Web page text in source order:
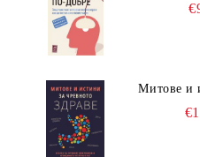
Митове и